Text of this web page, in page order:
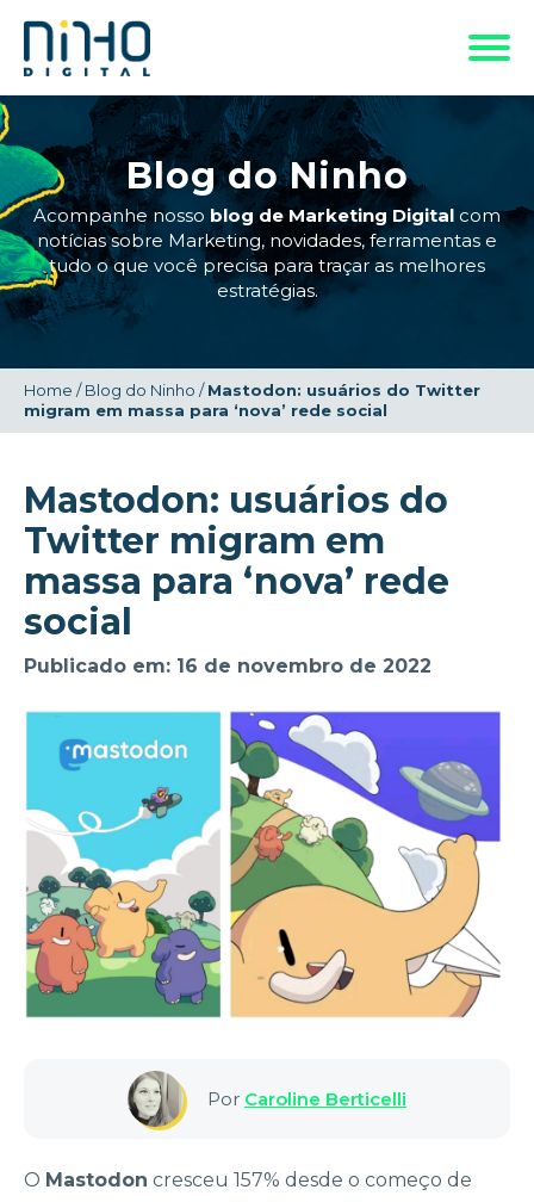
Blog do Ninho
Acompanhe nosso blog de Marketing Digital com
notícias sobre Marketing, novidades, ferramentas e
tudo o que você precisa para traçar as melhores
estratégias.
Home /Blog do Ninho /Mastodon: usuários do Twitter
migram em massa para ‘nova’ rede social
Mastodon: usuários do
Twitter migram em
massa para ‘nova’ rede
social
Publicado em: 16 de novembro de 2022
Por Caroline Berticelli
O Mastodon cresceu 157% desde o começo de